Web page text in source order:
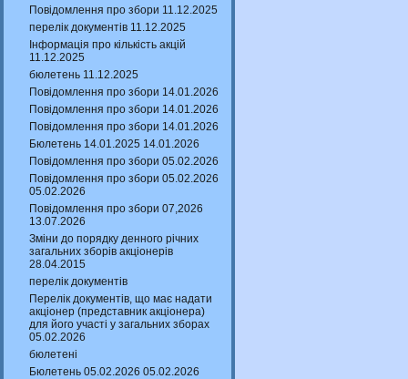
Повідомлення про збори 11.12.2025
перелік документів 11.12.2025
Інформація про кількість акцій
11.12.2025
бюлетень 11.12.2025
Повідомлення про збори 14.01.2026
Повідомлення про збори 14.01.2026
Повідомлення про збори 14.01.2026
Бюлетень 14.01.2025 14.01.2026
Повідомлення про збори 05.02.2026
Повідомлення про збори 05.02.2026
05.02.2026
Повідомлення про збори 07,2026
13.07.2026
Зміни до порядку денного річних
загальних зборів акціонерів
28.04.2015
перелік документів
Перелік документів, що має надати
акціонер (представник акціонера)
для його участі у загальних зборах
05.02.2026
бюлетені
Бюлетень 05.02.2026 05.02.2026